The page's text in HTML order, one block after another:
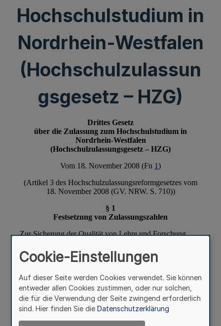
Hochschulstudium in
Nordrhein-Westfalen
(Hochschulzulassun
gsgesetz – HZG)
Cookie-Einstellungen
Auf dieser Seite werden Cookies verwendet. Sie können
entweder allen Cookies zustimmen, oder nur solchen,
die für die Verwendung der Seite zwingend erforderlich
sind. Hier finden Sie die Datenschutzerklärung